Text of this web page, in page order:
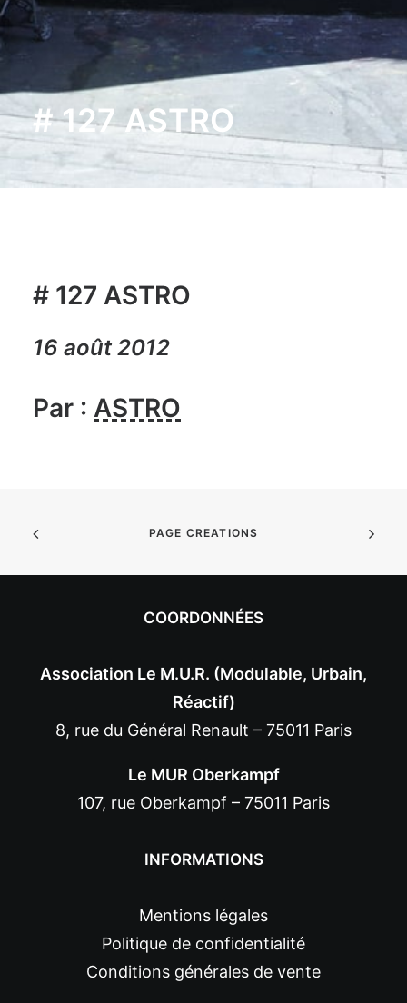
# 127 ASTRO
# 127 ASTRO
16 août 2012
Par : ASTRO
PAGE CREATIONS
COORDONNÉES
Association Le M.U.R. (Modulable, Urbain,
Réactif)
8, rue du Général Renault – 75011 Paris
Le MUR Oberkampf
107, rue Oberkampf – 75011 Paris
INFORMATIONS
Mentions légales
Politique de confidentialité
Conditions générales de vente